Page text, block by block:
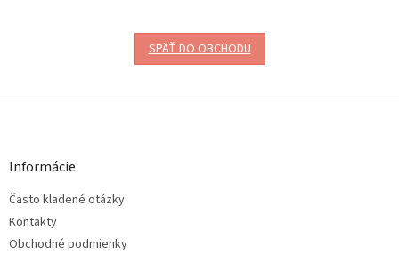
SPÄŤ DO OBCHODU
Z
Informácie
Často kladené otázky
Kontakty
Obchodné podmienky